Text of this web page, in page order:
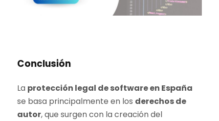
Conclusión
La protección legal de software en España
se basa principalmente en los derechos de
autor, que surgen con la creación del